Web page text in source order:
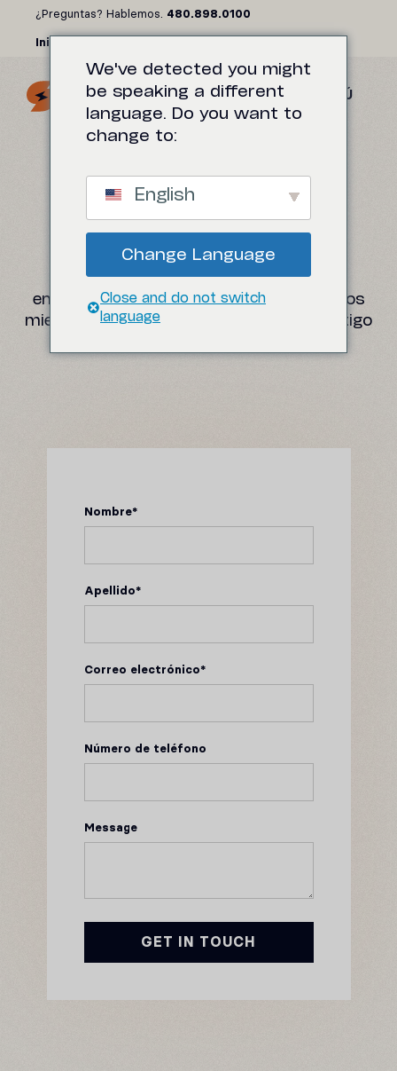
contenido
¿Preguntas? Hablemos. 480.898.0100
Iniciar sesión
MENÚ
¿PREGUNTAS?
HABLEMOS.
¿Preguntas sobre nuestro producto o
empresa? Contáctanos y uno de nuestros
miembros del equipo se comunicará contigo
Nombre*
Apellido*
Correo electrónico*
Número de teléfono
Message
We've detected you might
be speaking a different
language. Do you want to
change to:
English
Change Language
Close and do not switch
language